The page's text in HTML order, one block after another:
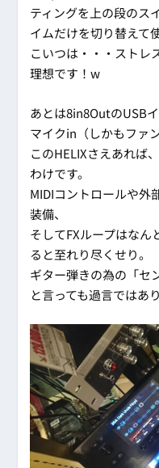
ティングを上の段のス
イムだけを切り替えて
こいつは・・・ストレ
理想です！w
あとは8in8OutのUSB
マイクin（しかもファ
このHELIXさえあれば
わけです。
MIDIコントロールや外
装備、
そしてFXループはなん
ると至れり尽くせり。
ギター弾きの為の「セ
と言っても過言ではあ